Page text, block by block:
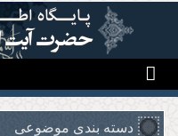
رفتن به محتوای اصلی
دسته بندی موضوعی